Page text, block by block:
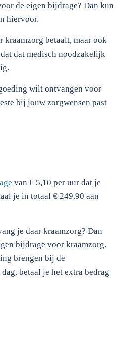
de eigen bijdrage? Dan kun
hiervoor.
kraamzorg betaalt, maar ook
dat medisch noodzakelijk
wilt ontvangen voor
bij jouw zorgwensen past
van € 5,10 per uur dat je
je in totaal € 249,90 aan
je daar kraamzorg? Dan
bijdrage voor kraamzorg.
brengen bij de
betaal je het extra bedrag